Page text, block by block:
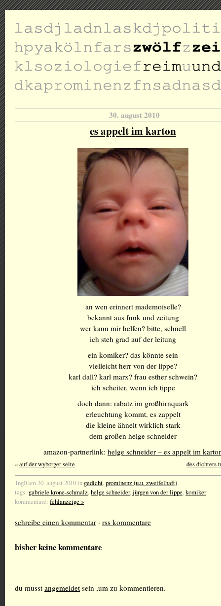
30. august 2010
es appelt im karton
an wen erinnert mademoiselle?
bekannt aus funk und zeitung
wer kann mir helfen? bitte, schnell
ich steh grad auf der leitung
ein komiker? das könnte sein
vielleicht herr von der lippe?
karl dall? karl marx? frau esther schwein?
ich scheiter, wenn ich tippe
doch dann: rabatz im großhirnquark
erleuchtung kommt, es zappelt
die kleine ähnelt wirklich stark
dem großen helge schneider
amazon-partnerlink: helge schneider – es appelt im
«auf der wyborger seite des dichters
1ng0 am 30. august 2010 in gedicht,prominenz (u.u. zweifelhaft)
tags: gabriele krone-schmalz,helge schneider,jürgen von der lippe,komiker
kommentare: fehlanzeige »
schreibe einen kommentar · rss kommentare
bisher keine kommentare
du musst angemeldet sein ,um zu kommentieren.